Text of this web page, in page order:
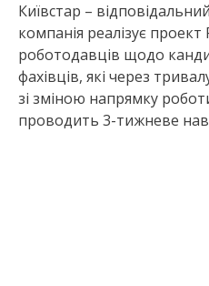
Київстар –
компанія реалізує
роботодавців щодо
фахівців, які через
зі зміною напрямку
проводить 3-тижневе